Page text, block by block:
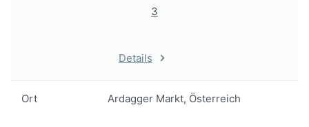
3
Details
Ort Ardagger Markt, Österreich